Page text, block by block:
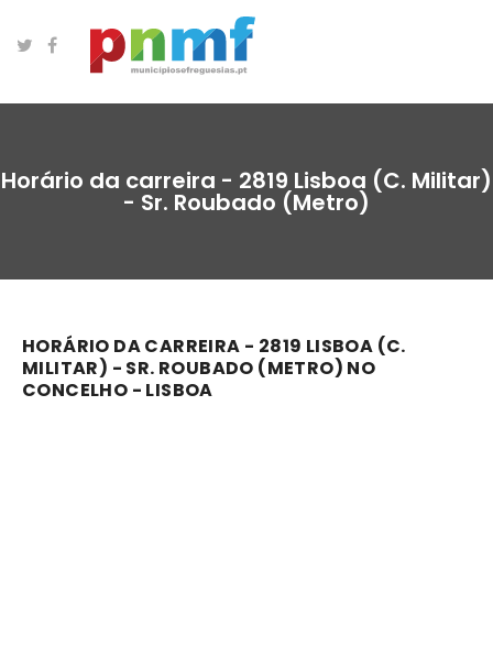
Horário da carreira - 2819 Lisboa (C. Militar)
- Sr. Roubado (Metro)
HORÁRIO DA CARREIRA - 2819 LISBOA (C.
MILITAR) - SR. ROUBADO (METRO) NO
CONCELHO - LISBOA